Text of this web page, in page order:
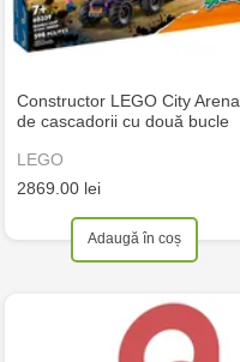
Constructor LEGO City Arena
de cascadorii cu două bucle
LEGO
2869.00 lei
Adaugă în coș